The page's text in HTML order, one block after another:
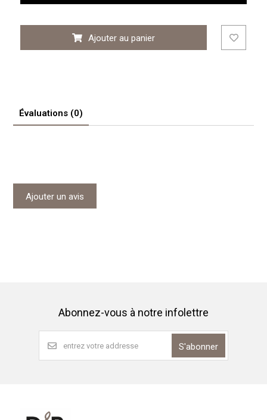
Ajouter au panier
Évaluations (0)
Ajouter un avis
Abonnez-vous à notre infolettre
S'abonner